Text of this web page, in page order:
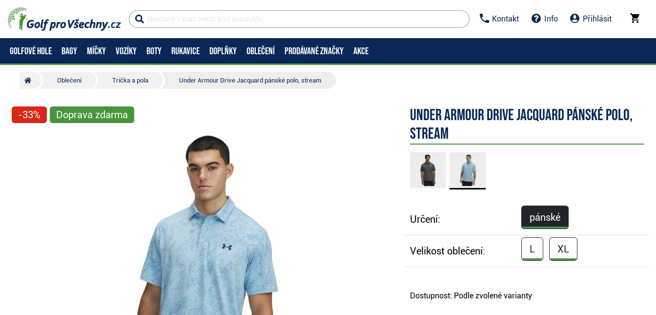
Kontakt Info Přihlásit
GOLFOVÉ HOLE BAGY MÍČKY VOZÍKY BOTY RUKAVICE DOPLŇKY OBLEČENÍ PRODÁVANÉ ZNAČKY AKCE
Oblečení Trička a pola Under Armour Drive Jacquard pánské polo, stream
-33% Doprava zdarma
Under Armour Drive Jacquard pánské polo,
stream
Určení: pánské
Velikost oblečení: L XL
Dostupnost: Podle zvolené varianty